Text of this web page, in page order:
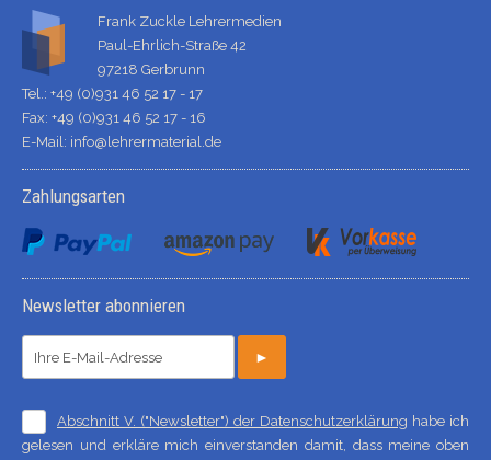
Frank Zuckle Lehrermedien
Paul-Ehrlich-Straße 42
97218 Gerbrunn
Tel.: +49 (0)931 46 52 17 - 17
Fax: +49 (0)931 46 52 17 - 16
E-Mail: info@lehrermaterial.de
Zahlungsarten
Newsletter abonnieren
►
Abschnitt V. ("Newsletter") der Datenschutzerklärung habe ich
gelesen und erkläre mich einverstanden damit, dass meine oben